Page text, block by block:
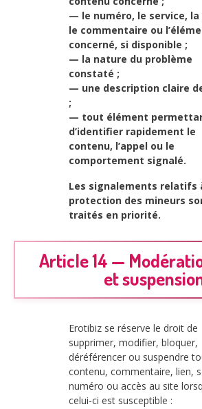
— le numéro, le service, la
le commentaire ou
concerné, si disponible ;
— la nature du problème
constaté ;
— une description claire
;
— tout élément
d’identifier rapidement le
contenu, l’appel ou le
comportement signalé.
Les signalements relatifs
protection des mineurs
traités en priorité.
Article 14 —
et
Erotibiz se réserve le droit de
supprimer, modifier, bloquer,
déréférencer ou suspendre
contenu, commentaire, lien,
numéro ou accès au site
celui-ci est susceptible :